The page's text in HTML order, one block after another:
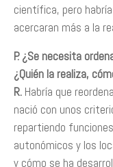
científica, pero
acercaran más a la
P. ¿Se necesita
¿Quién la realiza,
R. Habría que
nació con unos
repartiendo
autonómicos y los
y cómo se ha